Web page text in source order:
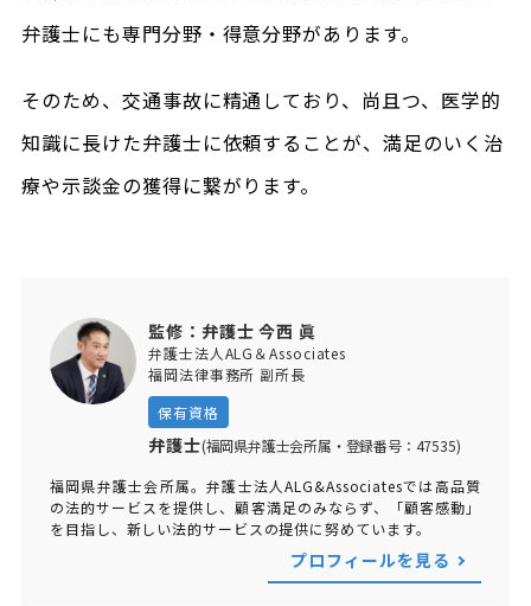
弁護士にも専門分野・得意分野があります。
そのため、交通事故に精通しており、尚且つ、医学的
知識に長けた弁護士に依頼することが、満足のいく治
療や示談金の獲得に繋がります。
監修：弁護士 今西 眞
弁護士法人ALG＆Associates
福岡法律事務所 副所長
保有資格
弁護士(福岡県弁護士会所属・登録番号：47535)
福岡県弁護士会所属。弁護士法人ALG&Associatesでは高品質
の法的サービスを提供し、顧客満足のみならず、「顧客感動」
を目指し、新しい法的サービスの提供に努めています。
プロフィールを見る